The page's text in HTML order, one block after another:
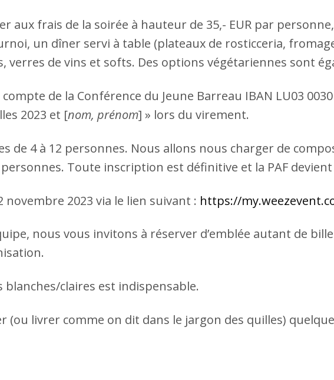
aux frais de la soirée à hauteur de 35,- EUR par
un dîner servi à table (plateaux de rosticceria,
verres de vins et softs. Des options végétariennes sont
de la Conférence du Jeune Barreau IBAN LU03
2023 et [nom, prénom] » lors du virement.
de 4 à 12 personnes. Nous allons nous charger de
Toute inscription est définitive et la PAF
novembre 2023 via le lien suivant : https://
nous vous invitons à réserver d’emblée autant de
blanches/claires est indispensable.
(ou livrer comme on dit dans le jargon des quilles)